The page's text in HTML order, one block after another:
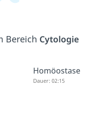
Bereich Cytologie
Homöostase
Dauer: 02:15